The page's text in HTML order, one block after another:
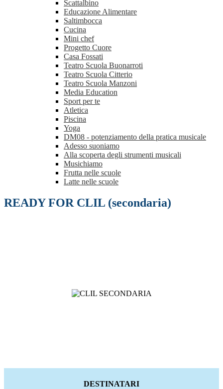
Scattalbino
Educazione Alimentare
Saltimbocca
Cucina
Mini chef
Progetto Cuore
Casa Fossati
Teatro Scuola Buonarroti
Teatro Scuola Citterio
Teatro Scuola Manzoni
Media Education
Sport per te
Atletica
Piscina
Yoga
DM08 - potenziamento della pratica musicale
Adesso suoniamo
Alla scoperta degli strumenti musicali
Musichiamo
Frutta nelle scuole
Latte nelle scuole
READY FOR CLIL (secondaria)
DESTINATARI